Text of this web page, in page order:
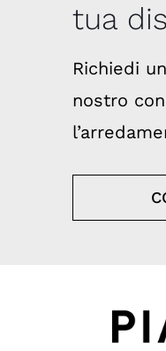
tua
Richiedi
nostro